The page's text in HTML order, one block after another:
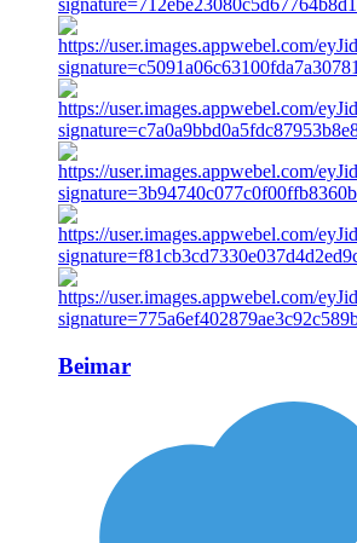
Beimar